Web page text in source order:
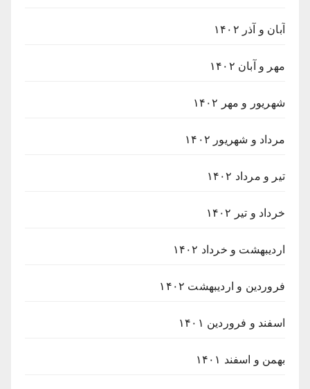
آبان و آذر ۱۴۰۲
مهر و آبان ۱۴۰۲
شهریور و مهر ۱۴۰۲
مرداد و شهریور ۱۴۰۲
تیر و مرداد ۱۴۰۲
خرداد و تیر ۱۴۰۲
اردیبهشت و خرداد ۱۴۰۲
فروردین و اردیبهشت ۱۴۰۲
اسفند و فروردین ۱۴۰۱
بهمن و اسفند ۱۴۰۱